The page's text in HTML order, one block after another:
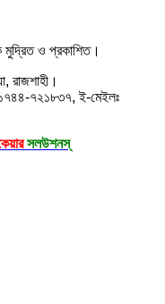
মুদ্রিত ও প্রকাশিত।
রাজশাহী।
৭২১৮৩৭, ই-মেইলঃ
সলউশনস্